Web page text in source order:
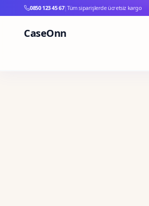
0850 123 45 67|Tüm siparişlerde ücretsiz kargo
CaseOnn